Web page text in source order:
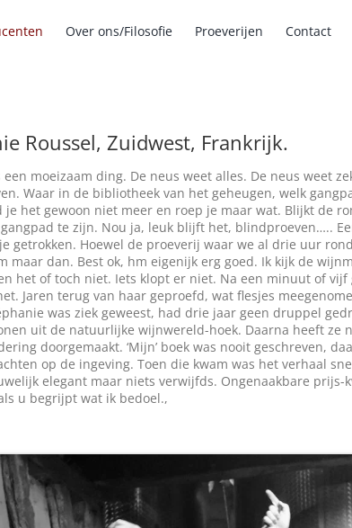
Over ons/Filosofie Proeverijen Contact
Roussel, Zuidwest, Frankrijk.
moeizaam ding. De neus weet alles. De neus weet
Waar in de bibliotheek van het geheugen, welk
je het gewoon niet meer en roep je maar wat. Blijkt de
te zijn. Nou ja, leuk blijft het, blindproeven…..
getrokken. Hoewel de proeverij waar we al drie uur
maar dan. Best ok, hm eigenijk erg goed. Ik kijk de
het of toch niet. Iets klopt er niet. Na een minuut of
Jaren terug van haar geproefd, wat flesjes
was ziek geweest, had drie jaar geen druppel
uit de natuurlijke wijnwereld-hoek. Daarna heeft ze
doorgemaakt. ‘Mijn’ boek was nooit geschreven,
op de ingeving. Toen die kwam was het verhaal
elegant maar niets verwijfds. Ongenaakbare prijs-
u begrijpt wat ik bedoel.,